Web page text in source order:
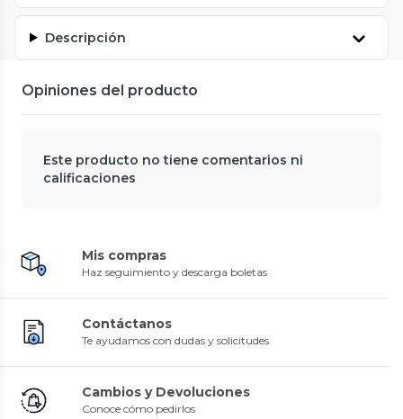
Descripción
Opiniones del producto
Este producto no tiene comentarios ni
calificaciones
Mis compras
Haz seguimiento y descarga boletas
Contáctanos
Te ayudamos con dudas y solicitudes
Cambios y Devoluciones
Conoce cómo pedirlos